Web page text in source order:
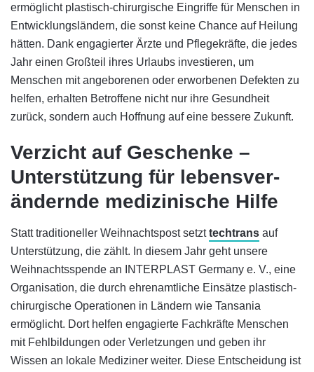
ermöglicht plastisch-chirurgische Eingriffe für Menschen in
Entwicklungsländern, die sonst keine Chance auf Heilung
hätten. Dank engagierter Ärzte und Pflegekräfte, die jedes
Jahr einen Großteil ihres Urlaubs investieren, um
Menschen mit angeborenen oder erworbenen Defekten zu
helfen, erhalten Betroffene nicht nur ihre Gesundheit
zurück, sondern auch Hoffnung auf eine bessere Zukunft.
Verzicht auf Geschenke –
Unterstützung für lebens­ver­
ändernde medizinische Hilfe
Statt traditioneller Weihnachtspost setzttechtrans auf
Unterstützung, die zählt. In diesem Jahr geht unsere
Weihnachtsspende an INTERPLAST Germany e. V., eine
Organisation, die durch ehrenamtliche Einsätze plastisch-
chirurgische Operationen in Ländern wie Tansania
ermöglicht. Dort helfen engagierte Fachkräfte Menschen
mit Fehlbildungen oder Verletzungen und geben ihr
Wissen an lokale Mediziner weiter. Diese Entscheidung ist